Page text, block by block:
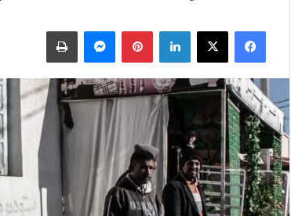
Facebook
X
LinkedIn
Pinterest
Messengerاطبعها